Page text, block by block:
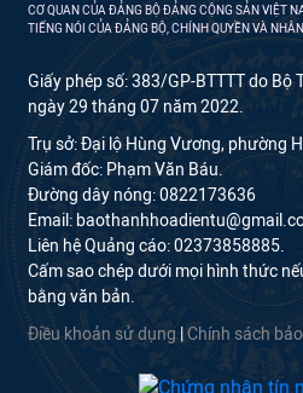
CƠ QUAN CỦA ĐẢNG BỘ ĐẢNG CỘNG SẢN VIỆT
TIẾNG NÓI CỦA ĐẢNG BỘ, CHÍNH QUYỀN VÀ
Giấy phép số: 383/GP-BTTTT do Bộ
ngày 29 tháng 07 năm 2022.
Trụ sở: Đại lộ Hùng Vương, phường
Giám đốc: Phạm Văn Báu.
Đường dây nóng: 0822173636
Email:
Liên hệ Quảng cáo: 02373858885.
Cấm sao chép dưới mọi hình thức
bằng văn bản.
Điều khoản sử dụng Chính sách